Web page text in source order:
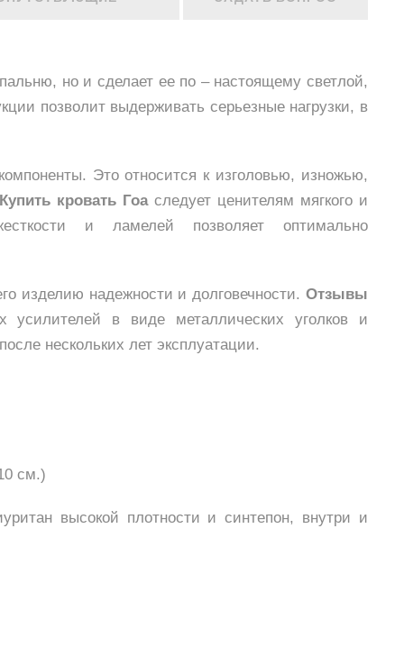
но и сделает ее по – настоящему светлой,
позволит выдерживать серьезные нагрузки, в
Это относится к изголовью, изножью,
Купить кровать Гоа следует ценителям мягкого и
и ламелей позволяет оптимально
изделию надежности и долговечности. Отзывы
усилителей в виде металлических уголков и
нескольких лет эксплуатации.
см.)
высокой плотности и синтепон, внутри и